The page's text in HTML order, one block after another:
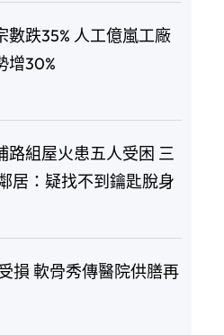
跌35% 人工億嵐工廠
增30%
路組屋火患五人受困 三
居：疑找不到鑰匙脫身
損 軟骨秀傳醫院供膳再